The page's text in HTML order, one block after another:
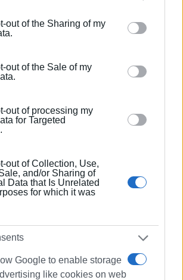
to other third parties.
this website/app uses one or more
and may gather and store information
click to grant or deny consent to
party tags to use your data for
out of the Sharing of my
out of the Sale of my
out of processing my
for Targeted
out of Collection, Use,
and/or Sharing of
Data that Is Unrelated
for which it was
Google to enable storage
like cookies on web
(γραμματέας)
enimerosi στοFacebook